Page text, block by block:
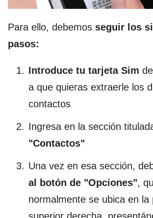
Para ello, debemos seguir los
pasos:
Introduce tu tarjeta Sim
a que quieras extraerle los
contactos
Ingresa en la sección
"Contactos"
Una vez en esa sección,
al botón de "Opciones",
normalmente se ubica en la